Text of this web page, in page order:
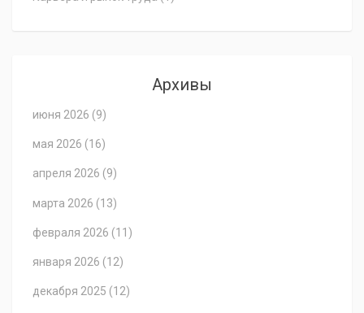
Архивы
июня 2026 (9)
мая 2026 (16)
апреля 2026 (9)
марта 2026 (13)
февраля 2026 (11)
января 2026 (12)
декабря 2025 (12)